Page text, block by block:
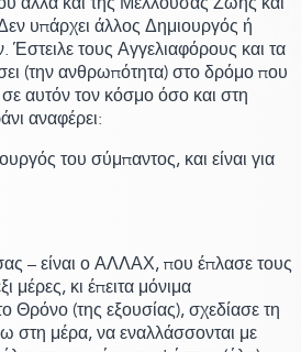
υπάρχει άλλος Δημιουργός ή
τους Αγγελιαφόρους και τα
(την ανθρωπότητα)στο δρόμο που
αυτόν τον κόσμο όσο και στη
αναφέρει:
του σύμπαντος, και είναι για
– είναι ο ΑΛΛΑΧ, που έπλασε τους
μέρες, κι έπειτα μόνιμα
Θρόνο(της εξουσίας), σχεδίασε τη
στη μέρα, να εναλλάσσονται με